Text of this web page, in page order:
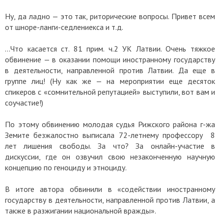
Ну, да ладно — это так, риторические вопросы. Привет всем
от шноре-ланги-седлениекса и т.д.
…Что касается ст. 81 прим. ч.2 УК Латвии. Очень тяжкое
обвинение — в оказании помощи иностранному государству
в деятельности, направленной против Латвии. Да еще в
группе лиц! (Ну как же — на мероприятии еще десяток
спикеров с «сомнительной репутацией» выступили, вот вам и
соучастие!)
По этому обвинению молодая судья Рижского района г-жа
Земите безжалостно выписала 72-летнему профессору 8
лет лишения свободы. За что? За онлайн-участие в
дискуссии, где он озвучил свою незаконченную научную
концепцию по геноциду и этноциду.
В итоге автора обвинили в «содействии иностранному
государству в деятельности, направленной против Латвии, а
также в разжигании национальной вражды».